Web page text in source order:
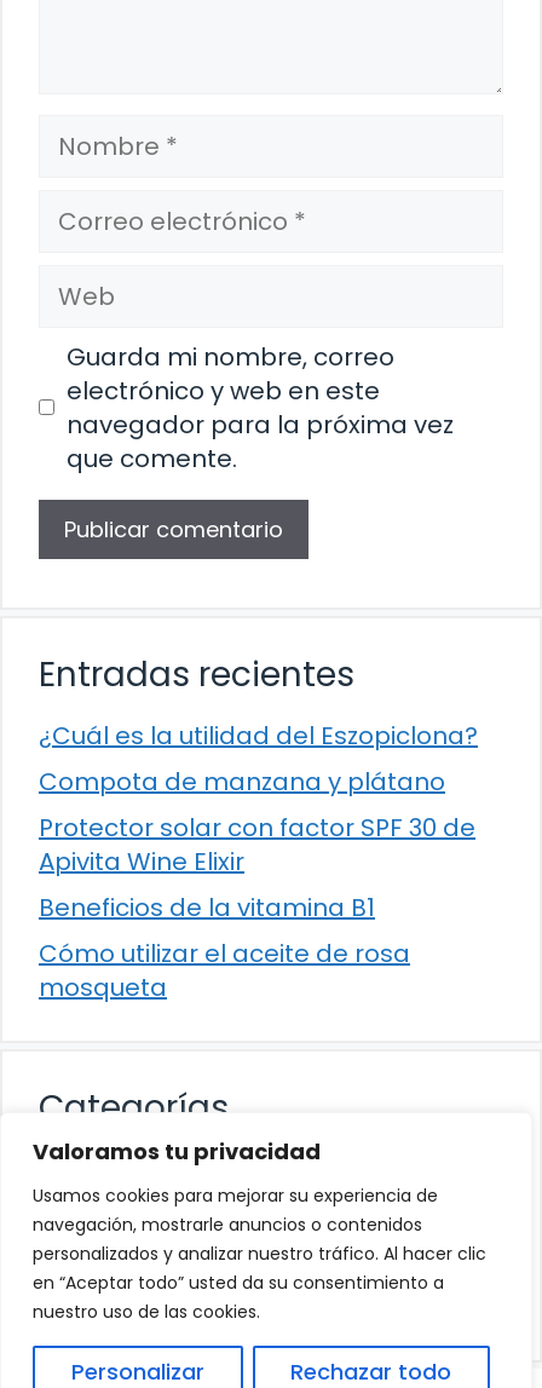
Valoramos tu privacidad
Usamos cookies para mejorar su experiencia de
navegación, mostrarle anuncios o contenidos
personalizados y analizar nuestro tráfico. Al hacer clic
en “Aceptar todo” usted da su consentimiento a
nuestro uso de las cookies.
Personalizar Rechazar todo
Nombre
Correo
electrónico
Web
Guarda mi nombre, correo
electrónico y web en este
navegador para la próxima vez
que comente.
Entradas recientes
¿Cuál es la utilidad del Eszopiclona?
Compota de manzana y plátano
Protector solar con factor SPF 30 de
Apivita Wine Elixir
Beneficios de la vitamina B1
Cómo utilizar el aceite de rosa
mosqueta
Categorías
Alimentación
Destacados
Hogar
Salud